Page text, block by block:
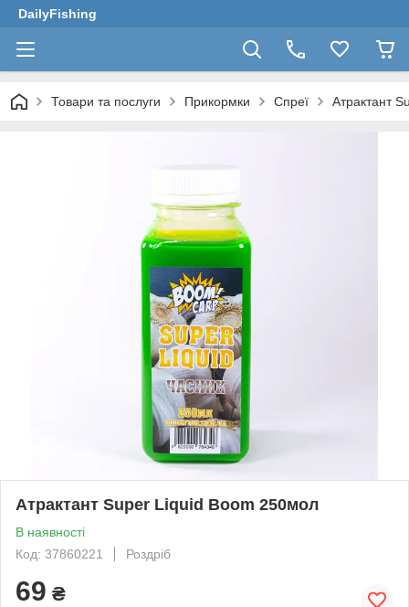
DailyFishing
Товари та послуги Прикормки Спреї Атрактант
Атрактант Super Liquid Boom 250мол
В наявності
Код: 37860221
Роздріб
69 ₴